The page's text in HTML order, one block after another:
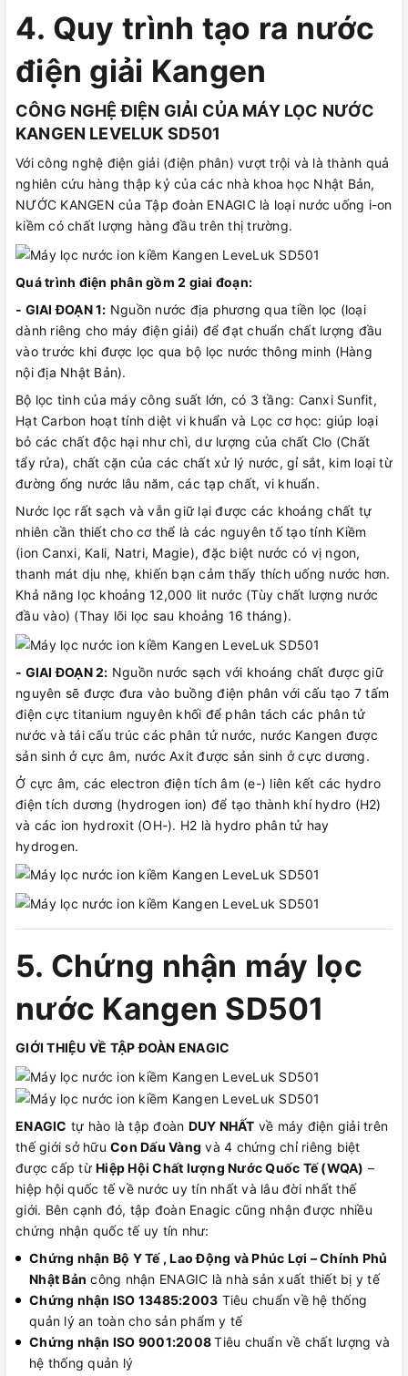
4. Quy trình tạo ra nước
điện giải Kangen
CÔNG NGHỆ ĐIỆN GIẢI CỦA MÁY LỌC NƯỚC
KANGEN LEVELUK SD501
Với công nghệ điện giải (điện phân) vượt trội và là thành quả
nghiên cứu hàng thập kỷ của các nhà khoa học Nhật Bản,
NƯỚC KANGEN của Tập đoàn ENAGIC là loại nước uống i-on
kiềm có chất lượng hàng đầu trên thị trường.
Quá trình điện phân gồm 2 giai đoạn:
- GIAI ĐOẠN 1: Nguồn nước địa phương qua tiền lọc (loại
dành riêng cho máy điện giải) để đạt chuẩn chất lượng đầu
vào trước khi được lọc qua bộ lọc nước thông minh (Hàng
nội địa Nhật Bản).
Bộ lọc tinh của máy công suất lớn, có 3 tầng: Canxi Sunfit,
Hạt Carbon hoạt tính diệt vi khuẩn và Lọc cơ học: giúp loại
bỏ các chất độc hại như chì, dư lượng của chất Clo (Chất
tẩy rửa), chất cặn của các chất xử lý nước, gỉ sắt, kim loại từ
đường ống nước lâu năm, các tạp chất, vi khuẩn.
Nước lọc rất sạch và vẫn giữ lại được các khoáng chất tự
nhiên cần thiết cho cơ thể là các nguyên tố tạo tính Kiềm
(ion Canxi, Kali, Natri, Magie), đặc biệt nước có vị ngon,
thanh mát dịu nhẹ, khiến bạn cảm thấy thích uống nước hơn.
Khả năng lọc khoảng 12,000 lit nước (Tùy chất lượng nước
đầu vào) (Thay lõi lọc sau khoảng 16 tháng).
- GIAI ĐOẠN 2: Nguồn nước sạch với khoáng chất được giữ
nguyên sẽ được đưa vào buồng điện phân với cấu tạo 7 tấm
điện cực titanium nguyên khối để phân tách các phân tử
nước và tái cấu trúc các phân tử nước, nước Kangen được
sản sinh ở cực âm, nước Axit được sản sinh ở cực dương.
Ở cực âm, các electron điện tích âm (e-) liên kết các hydro
điện tích dương (hydrogen ion) để tạo thành khí hydro (H2)
và các ion hydroxit (OH-). H2 là hydro phân tử hay
hydrogen.
5. Chứng nhận máy lọc
nước Kangen SD501
GIỚI THIỆU VỀ TẬP ĐOÀN ENAGIC
ENAGIC tự hào là tập đoàn DUY NHẤT về máy điện giải trên
thế giới sở hữu Con Dấu Vàng và 4 chứng chỉ riêng biệt
được cấp từ Hiệp Hội Chất lượng Nước Quốc Tế (WQA) –
hiệp hội quốc tế về nước uy tín nhất và lâu đời nhất thế
giới. Bên cạnh đó, tập đoàn Enagic cũng nhận được nhiều
chứng nhận quốc tế uy tín như:
Chứng nhận Bộ Y Tế , Lao Động và Phúc Lợi – Chính Phủ
Nhật Bản công nhận ENAGIC là nhà sản xuất thiết bị y tế
Chứng nhận ISO 13485:2003 Tiêu chuẩn về hệ thống
quản lý an toàn cho sản phẩm y tế
Chứng nhận ISO 9001:2008Tiêu chuẩn về chất lượng và
hệ thống quản lý